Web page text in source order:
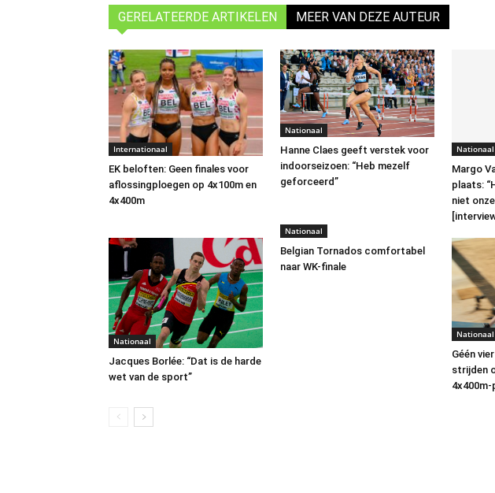
GERELATEERDE ARTIKELEN MEER VAN DEZE AUTEUR
Internationaal
EK beloften: Geen finales voor
aflossingploegen op 4x100m en
4x400m
Nationaal
Hanne Claes geeft verstek voor
indoorseizoen: “Heb mezelf
geforceerd”
Nationaal
Margo
plaats:
niet
Nationaal
Jacques Borlée: “Dat is de harde
wet van de sport”
Nationaal
Belgian Tornados comfortabel
naar WK-finale
Nationaal
Géén
strijden
4x400m-